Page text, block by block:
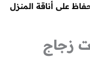
على أناقة المنزل
زجاج